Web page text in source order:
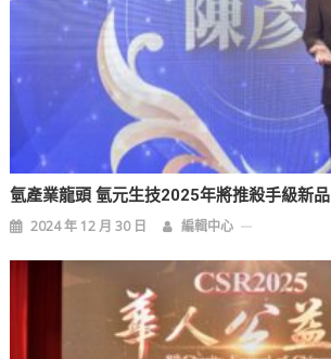
氫產業龍頭 氫元生技2025年將推殺手級新品
2024 年 12 月 30 日 編輯中心